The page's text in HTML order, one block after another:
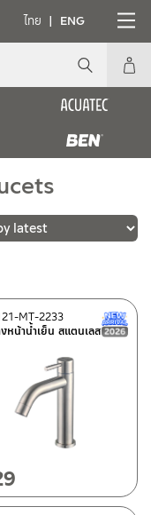
ไทย ENG
สินค้าใหม่ ปี 2026
หน้าน้ำเย็น สแตนเลส
MT-2233